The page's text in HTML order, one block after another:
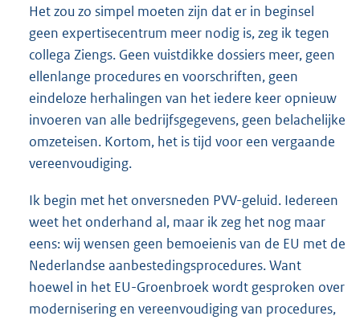
Het zou zo simpel moeten zijn dat er in beginsel
geen expertisecentrum meer nodig is, zeg ik tegen
collega Ziengs. Geen vuistdikke dossiers meer, geen
ellenlange procedures en voorschriften, geen
eindeloze herhalingen van het iedere keer opnieuw
invoeren van alle bedrijfsgegevens, geen belachelijke
omzeteisen. Kortom, het is tijd voor een vergaande
vereenvoudiging.
Ik begin met het onversneden PVV-geluid. Iedereen
weet het onderhand al, maar ik zeg het nog maar
eens: wij wensen geen bemoeienis van de EU met de
Nederlandse aanbestedingsprocedures. Want
hoewel in het EU-Groenbroek wordt gesproken over
modernisering en vereenvoudiging van procedures,